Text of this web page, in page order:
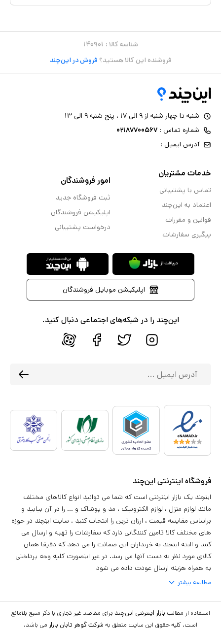
شناسه کالا : ۱۴۰۹۰۱
فروشنده این کالا هستید؟ فروش در این‌چند
شنبه تا چهار شنبه از ۹ الی ۱۷ ، پنج شنبه ۹ الی ۱۳
شماره تماس : ۰۲۱۸۷۷۰۰۵۶۷
آدرس ایمیل :
خدمات مشتریان
تماس با پشتیبانی
اعتماد به این‌چند
قوانین و مقررات
پیگیری سفارشات
امور فروشندگان
ثبت فروشگاه جدید
اپلیکیشن فروشندگان
درخواست پشتیبانی
اپلیکیشن موبایل فروشندگان
این‌چند را در شبکه‌های اجتماعی دنبال کنید.
فروشگاه اینترنتی این‌چند
اینچند یک بازار اینترنتی است که شما می توانید انواع کالاهای مختلف
مانند لوازم منزل ، لوازم الکترونیک ، مد و پوشاک و ... را در آن بیابید و
براساس مقایسه قیمت ، ارزان ترین را انتخاب کنید . سایت اینچند در حوزه
های مختلف کالا تامین کنندگانی دارد که سفارشات را تهیه و ارسال می
کنند و البته اینچند به خریداران این ضمانت را می دهد که دقیقا همان
کالای مورد نظر به دست آنها می رسد. در غیر اینصورت کلیه وجه پرداختی
به همراه هزینه ارسال عودت داده می شود
مطالعه بیشتر
استفاده از مطالب بازار اینترنتی این‌چند برای مقاصد غیر تجاری با ذکر منبع بلامانع
است. کلیه حقوق این سایت متعلق به شرکت گوهر تابان بازار می باشد.